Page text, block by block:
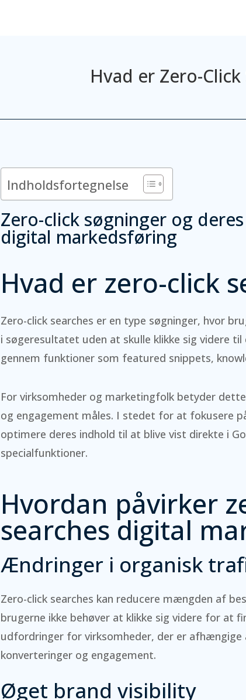
Hvad er Zero-Click
Indholdsfortegnelse
Zero-click søgninger og
digital markedsføring
Hvad er zero-click
Zero-click searches er en type søgninger, hvor
i søgeresultatet uden at skulle klikke sig videre
gennem funktioner som featured snippets,
For virksomheder og marketingfolk betyder
og engagement måles. I stedet for at fokusere
optimere deres indhold til at blive vist direkte i
specialfunktioner.
Hvordan påvirker
searches digital
Ændringer i organisk
Zero-click searches kan reducere mængden af
brugerne ikke behøver at klikke sig videre for at
udfordringer for virksomheder, der er
konverteringer og engagement.
Øget brand visibility